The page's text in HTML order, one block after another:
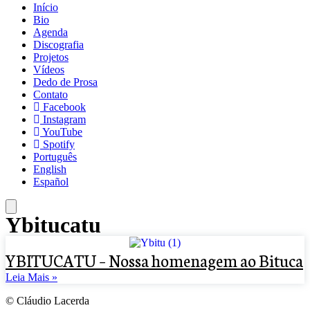
Início
Bio
Agenda
Discografia
Projetos
Vídeos
Dedo de Prosa
Contato
Facebook
Instagram
YouTube
Spotify
Português
English
Español
Ybitucatu
YBITUCATU – Nossa homenagem ao Bituca
Leia Mais »
© Cláudio Lacerda